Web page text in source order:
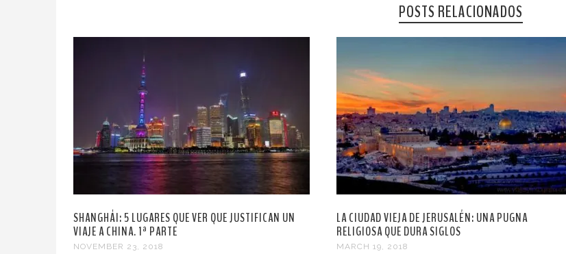
POSTS RELACIONADOS
SHANGHÁI: 5 LUGARES QUE VER QUE JUSTIFICAN UN
VIAJE A CHINA. 1ª PARTE
NOVEMBER 23, 2018
LA CIUDAD VIEJA DE JERUSALÉN: UNA PUGNA
RELIGIOSA QUE DURA SIGLOS
MARCH 19, 2018